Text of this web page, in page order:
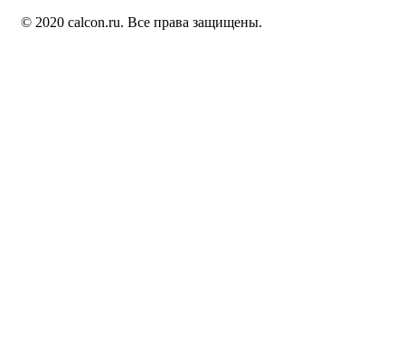
© 2020 calcon.ru. Все права защищены.